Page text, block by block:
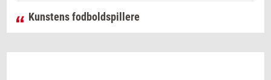
Kunstens fodboldspillere